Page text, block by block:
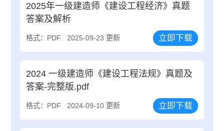
2025年一级建造师《建设工程经济》真题
答案及解析
格式：PDF 2025-09-23 更新 立即下载
2024 一级建造师《建设工程法规》真题及
答案-完整版.pdf
格式：PDF 2024-09-10 更新 立即下载